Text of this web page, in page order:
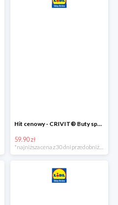
Hit cenowy - CRIVIT® Buty sportowe chłopięce WellWalk, 1 para
59.90 zł
*najniższa cena z 30 dni przed obniżką